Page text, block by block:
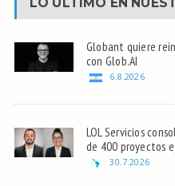
Globant quiere
con Glob.AI
6.8.2026
LOL Servicios
de 400 proyectos
30.7.2026